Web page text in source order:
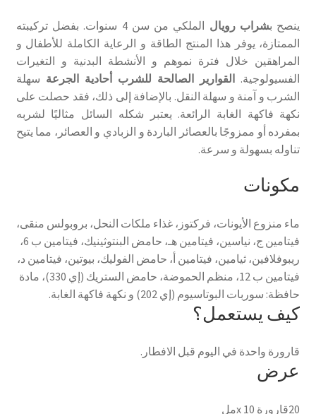
ينصح بشراب رويال
الملكي من سن 4 سنوات. بفضل تركيبته
الممتازة، يوفر هذا المنتج الطاقة و الرعاية الكاملة للأطفال و
المراهقين خلال فترة نموهم و الأنشطة البدنية و التغيرات
الفسيولوجية. القوارير الصالحة للشرب أحادية الجرعة سهلة
الشرب و آمنة و سهلة النقل. بالإضافة إلى ذلك، فقد حصلت على
نكهة فاكهة الغابة الرائعة. يعتبر شكله السائل مثاليًا لشربه
بمفرده أو ممزوجًا بالعصائر الباردة و الزبادي و العصائر، مما يتيح
تناوله بسهولة و سرعة.
مكونات
ماء منزوع الأيونات، فركتوز، غذاء ملكات النحل، بروبولس منقى،
فيتامين ج، نياسين، فيتامين هـ، حامض البنتوثينيك، فيتامين ب 6،
ريبوفلافين، ثيامين، فيتامين أ، حامض الفوليك، بيوتين، فيتامين د،
فيتامين ب 12، منظم الحموضة، حامض الستريك (إي 330)، مادة
حافظة: سوربات البوتاسيوم (إي 202) و نكهة فاكهة الغابة.
كيف يستعمل؟
قارورة واحدة في اليوم قبل الافطار.
عرض
20قارورة x 10مل